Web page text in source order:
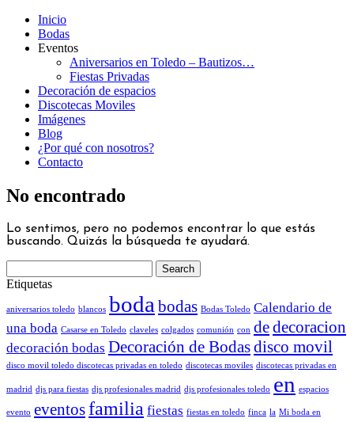
Inicio
Bodas
Eventos
Aniversarios en Toledo – Bautizos…
Fiestas Privadas
Decoración de espacios
Discotecas Moviles
Imágenes
Blog
¿Por qué con nosotros?
Contacto
No encontrado
Lo sentimos, pero no podemos encontrar lo que estás
buscando. Quizás la búsqueda te ayudará.
Etiquetas
aniversarios toledo blancos boda bodas Bodas Toledo Calendario de
una boda Casarse en Toledo claveles colgados comunión con dedecoracion
decoración bodas Decoración de Bodasdisco movil
disco movil toledo discotecas privadas en toledo discotecas moviles discotecas privadas en
madrid djs para fiestas djs profesionales madrid djs profesionales toledo en espacios
evento eventosfamilia fiestas fiestas en toledo finca la Mi boda en